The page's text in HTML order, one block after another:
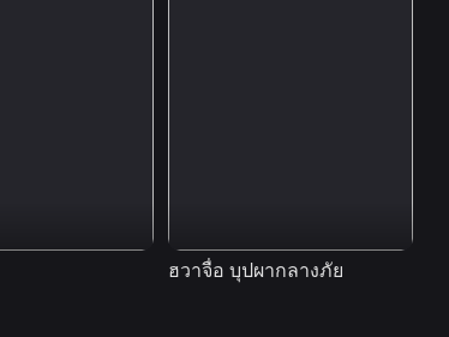
VIP
เบื้องหลังความฮาของ
ฉากจูบ
ฮวาจื่อ บุปผากลางภัย